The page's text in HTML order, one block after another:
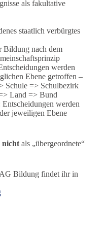
als fakultative
staatlich verbürgtes
Bildung nach dem
werden
Ebene getroffen –
Schule => Schulbezirk
Land => Bund
werden
jeweiligen Ebene
nicht als „übergeordnete“
Bildung findet ihr in